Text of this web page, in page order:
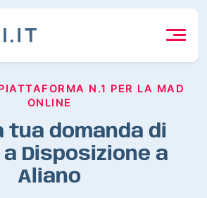
N.1 PER LA MAD
ONLINE
tua domanda di
Disposizione a
Aliano